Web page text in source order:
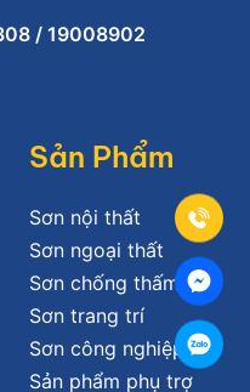
/ 19008902
Sản Phẩm
Sơn nội thất
Sơn ngoại thất
Sơn chống thấm
Sơn trang trí
Sơn công nghiệp
Sản phẩm phụ trợ